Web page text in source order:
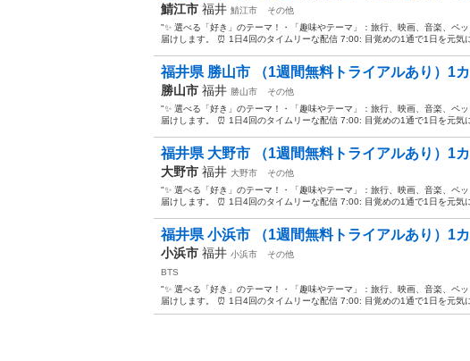
鯖江市 福井 鯖江市
その他
"✨ 選べる「好き」のテーマ！・「趣味やテーマ」：旅行、映画、音楽、ペ
届けします。 ⏰ 1日4回のタイムリーな配信 7:00: 目覚めの1通で1日を元気
福井県 勝山市 （1週間無料トライアルあり）1
勝山市 福井 勝山市
その他
"✨ 選べる「好き」のテーマ！・「趣味やテーマ」：旅行、映画、音楽、ペ
届けします。 ⏰ 1日4回のタイムリーな配信 7:00: 目覚めの1通で1日を元気
福井県 大野市 （1週間無料トライアルあり）1
大野市 福井 大野市
その他
"✨ 選べる「好き」のテーマ！・「趣味やテーマ」：旅行、映画、音楽、ペ
届けします。 ⏰ 1日4回のタイムリーな配信 7:00: 目覚めの1通で1日を元気
福井県 小浜市 （1週間無料トライアルあり）1
小浜市 福井 小浜市
その他
BTS
"✨ 選べる「好き」のテーマ！・「趣味やテーマ」：旅行、映画、音楽、ペ
届けします。 ⏰ 1日4回のタイムリーな配信 7:00: 目覚めの1通で1日を元気